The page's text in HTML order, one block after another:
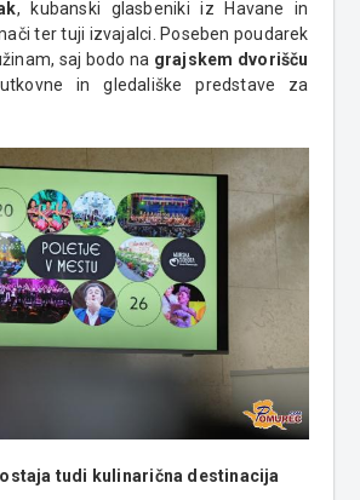
, kubanski glasbeniki iz Havane in
ter tuji izvajalci. Poseben poudarek
saj bodo na grajskem dvorišču
in gledališke predstave za
tudi kulinarična destinacija